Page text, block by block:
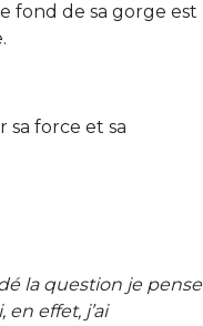
fond de sa gorge est
sa force et sa
la question je pense
en effet, j’ai